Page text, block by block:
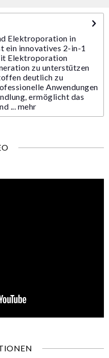
Elektroporation in
ein innovatives 2-in-1
Elektroporation
zu unterstützen
deutlich zu
Anwendungen
ermöglicht das
... mehr